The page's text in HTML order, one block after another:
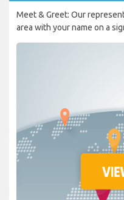
Meet & Greet: Our
area with your name on a